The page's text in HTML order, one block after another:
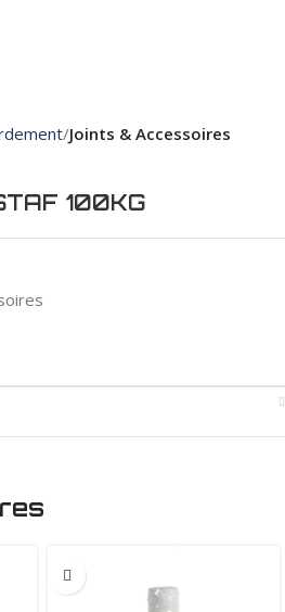
Joints & Accessoires
100KG